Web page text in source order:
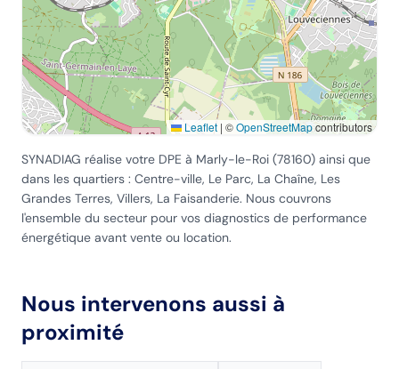
Leaflet | ©OpenStreetMapcontributors
SYNADIAG réalise votre DPE à Marly-le-Roi (78160) ainsi que
dans les quartiers : Centre-ville, Le Parc, La Chaîne, Les
Grandes Terres, Villers, La Faisanderie. Nous couvrons
l'ensemble du secteur pour vos diagnostics de performance
énergétique avant vente ou location.
Nous intervenons aussi à
proximité